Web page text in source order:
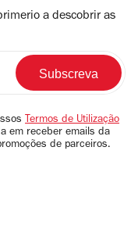
a descobrir as
Termos de Utilização
em receber emails da
de parceiros.